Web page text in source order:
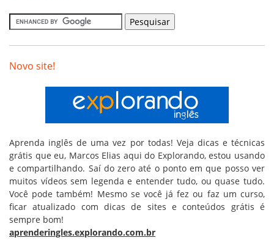
Novo site!
Aprenda inglês de uma vez por todas! Veja dicas e técnicas
grátis que eu, Marcos Elias aqui do Explorando, estou usando
e compartilhando. Saí do zero até o ponto em que posso ver
muitos vídeos sem legenda e entender tudo, ou quase tudo.
Você pode também! Mesmo se você já fez ou faz um curso,
ficar atualizado com dicas de sites e conteúdos grátis é
sempre bom!
aprenderingles.explorando.com.br